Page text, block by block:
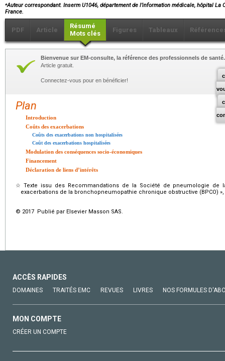
⁎Auteur correspondant. Inserm U1046, département de l’information médicale, hôpital La
France.
PDF Article
Résumé
Mots clés
Figures Tableaux
Bienvenue sur EM-consulte, la référence des professionnels de santé.
Article gratuit.
Connectez-vous pour en bénéficier!
Plan
Introduction
Coûts des exacerbations
Coûts des exacerbations non hospitalisées
Coût des exacerbations hospitalisées
Modulation des conséquences socio-économiques
Financement
Déclaration de liens d’intérêts
☆ Texte issu des Recommandations de la Société de pneumologie de
exacerbations de la bronchopneumopathie chronique obstructive (BPCO)
© 2017 Publié par Elsevier Masson SAS.
ACCÈS RAPIDES
DOMAINES TRAITÉS EMC REVUES LIVRES NOS FORMULES
MON COMPTE
CRÉER UN COMPTE